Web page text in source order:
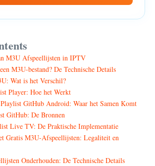
M3U Afspeellijsten in IPTV
M3U-bestand? De Technische Details
Wat is het Verschil?
Player: Hoe het Werkt
GitHub Android: Waar het Samen Komt
GitHub: De Bronnen
Live TV: De Praktische Implementatie
Gratis M3U-Afspeellijsten: Legaliteit en
Onderhouden: De Technische Details